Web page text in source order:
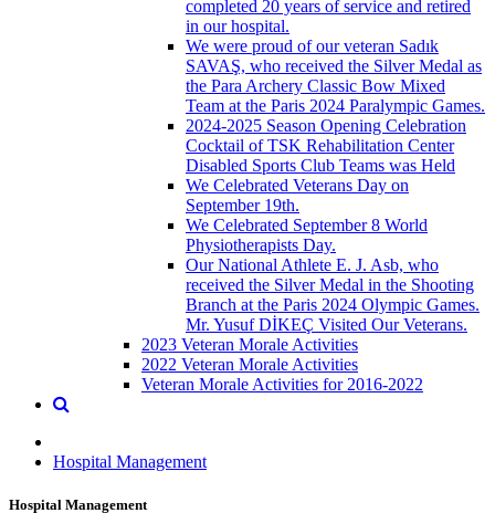
completed 20 years of service and retired
in our hospital.
We were proud of our veteran Sadık
SAVAŞ, who received the Silver Medal as
the Para Archery Classic Bow Mixed
Team at the Paris 2024 Paralympic Games.
2024-2025 Season Opening Celebration
Cocktail of TSK Rehabilitation Center
Disabled Sports Club Teams was Held
We Celebrated Veterans Day on
September 19th.
We Celebrated September 8 World
Physiotherapists Day.
Our National Athlete E. J. Asb, who
received the Silver Medal in the Shooting
Branch at the Paris 2024 Olympic Games.
Mr. Yusuf DİKEÇ Visited Our Veterans.
2023 Veteran Morale Activities
2022 Veteran Morale Activities
Veteran Morale Activities for 2016-2022
Hospital Management
Hospital Management